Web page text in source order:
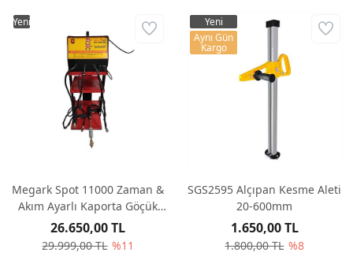
Megark Spot 11000 Zaman &
Akım Ayarlı Kaporta Göçük
Düzeltme
29.999,00 TL %11
26.650,00 TL
Yeni
SGS2595 Alçıpan Kesme Aleti
20-600mm
1.800,00 TL %8
1.650,00 TL
Yeni
Aynı Gün
Kargo